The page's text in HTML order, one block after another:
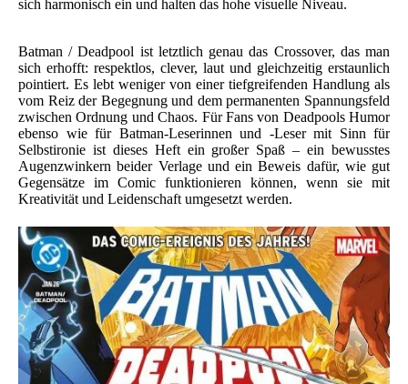
sich harmonisch ein und halten das hohe visuelle Niveau.
Batman / Deadpool ist letztlich genau das Crossover, das man
sich erhofft: respektlos, clever, laut und gleichzeitig erstaunlich
pointiert. Es lebt weniger von einer tiefgreifenden Handlung als
vom Reiz der Begegnung und dem permanenten Spannungsfeld
zwischen Ordnung und Chaos. Für Fans von Deadpools Humor
ebenso wie für Batman-Leserinnen und -Leser mit Sinn für
Selbstironie ist dieses Heft ein großer Spaß – ein bewusstes
Augenzwinkern beider Verlage und ein Beweis dafür, wie gut
Gegensätze im Comic funktionieren können, wenn sie mit
Kreativität und Leidenschaft umgesetzt werden.